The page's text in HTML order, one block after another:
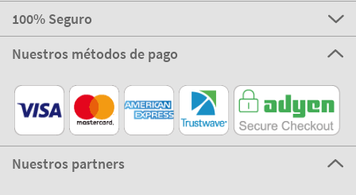
100% Seguro
Nuestros métodos de pago
Nuestros partners